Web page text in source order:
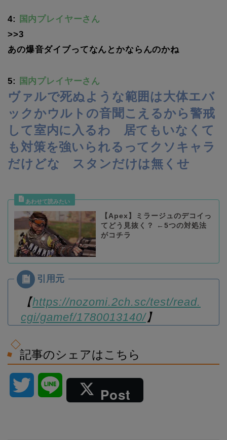
4:
国内プレイヤーさん
>>3
あの爆音ダイブってなんとかならんのかね
5: 国内プレイヤーさん
ヴァルで死ぬような範囲は大体エバ
ックかウルトの音聞こえるから警戒
して室内に入るわ 居てもいなくて
も対策を強いられるってクソキャラ
だけどな スタンだけは無くせ
【Apex】ミラージュのデコイっ
てどう見抜く？ ←5つの対処法
がコチラ
【https://nozomi.2ch.sc/test/read.
cgi/gamef/1780013140/】
記事のシェアはこちら
Post